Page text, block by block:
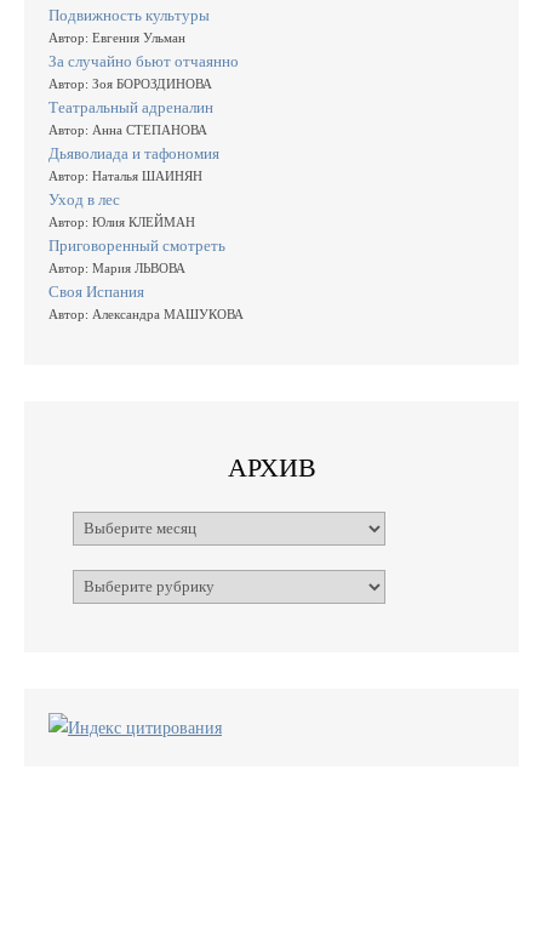
Подвижность культуры
Автор: Евгения Ульман
За случайно бьют отчаянно
Автор: Зоя БОРОЗДИНОВА
Театральный адреналин
Автор: Анна СТЕПАНОВА
Дьяволиада и тафономия
Автор: Наталья ШАИНЯН
Уход в лес
Автор: Юлия КЛЕЙМАН
Приговоренный смотреть
Автор: Мария ЛЬВОВА
Своя Испания
Автор: Александра МАШУКОВА
АРХИВ
Архивы
Рубрики